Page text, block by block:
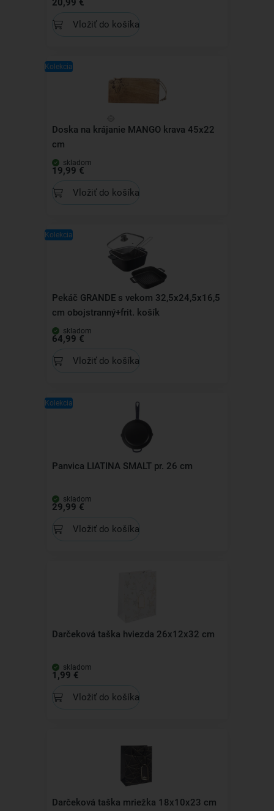
20,99 €
Vložiť do košíka
Kolekcia
Doska na krájanie MANGO krava 45x22
cm
skladom
19,99 €
Vložiť do košíka
Kolekcia
Pekáč GRANDE s vekom 32,5x24,5x16,5
cm obojstranný+frit. košík
skladom
64,99 €
Vložiť do košíka
Kolekcia
Panvica LIATINA SMALT pr. 26 cm
skladom
29,99 €
Vložiť do košíka
Darčeková taška hviezda 26x12x32 cm
skladom
1,99 €
Vložiť do košíka
Darčeková taška mriežka 18x10x23 cm